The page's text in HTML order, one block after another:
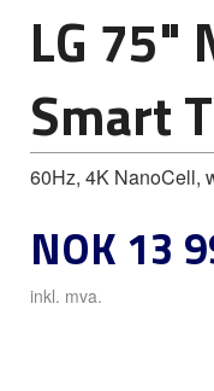
Next
LG 75"
Smart
60Hz, 4K NanoCell,
Pris
NOK 13
inkl. mva.